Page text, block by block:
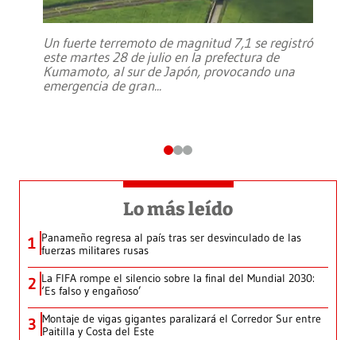
Un fuerte terremoto de magnitud 7,1 se registró
este martes 28 de julio en la prefectura de
Kumamoto, al sur de Japón, provocando una
emergencia de gran...
Lo más leído
1 Panameño regresa al país tras ser desvinculado de las
fuerzas militares rusas
2 La FIFA rompe el silencio sobre la final del Mundial 2030:
‘Es falso y engañoso’
3 Montaje de vigas gigantes paralizará el Corredor Sur entre
Paitilla y Costa del Este